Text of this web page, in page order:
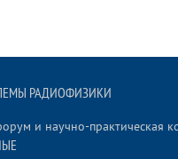
РАДИОФИЗИКИ
и научно-практическая